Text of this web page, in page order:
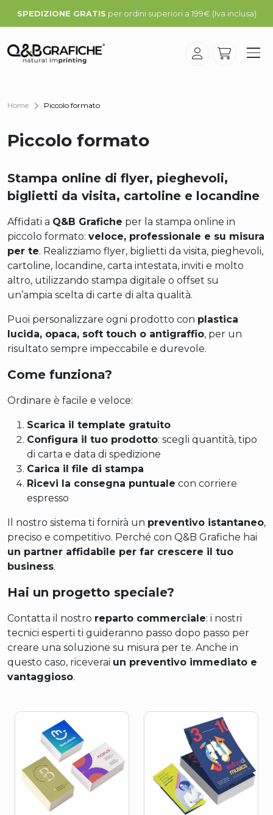
SPEDIZIONE GRATIS per ordini superiori a 199€ (Iva inclusa)
Home Piccolo formato
Piccolo formato
Stampa online di flyer, pieghevoli,
biglietti da visita, cartoline e locandine
Affidati a Q&B Grafiche per la stampa online in
piccolo formato: veloce, professionale e su misura
per te. Realizziamo flyer, biglietti da visita, pieghevoli,
cartoline, locandine, carta intestata, inviti e molto
altro, utilizzando stampa digitale o offset su
un’ampia scelta di carte di alta qualità.
Puoi personalizzare ogni prodotto con plastica
lucida, opaca, soft touch o antigraffio, per un
risultato sempre impeccabile e durevole.
Come funziona?
Ordinare è facile e veloce:
Scarica il template gratuito
Configura il tuo prodotto: scegli quantità, tipo
di carta e data di spedizione
Carica il file di stampa
Ricevi la consegna puntuale con corriere
espresso
Il nostro sistema ti fornirà un preventivo istantaneo,
preciso e competitivo. Perché con Q&B Grafiche hai
un partner affidabile per far crescere il tuo
business.
Hai un progetto speciale?
Contatta il nostro reparto commerciale: i nostri
tecnici esperti ti guideranno passo dopo passo per
creare una soluzione su misura per te. Anche in
questo caso, riceverai un preventivo immediato e
vantaggioso.